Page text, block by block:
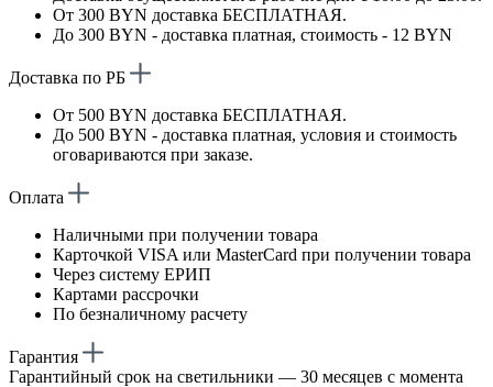
От 300 BYN доставка БЕСПЛАТНАЯ.
До 300 BYN - доставка платная, стоимость - 12 BYN
Доставка по РБ
От 500 BYN доставка БЕСПЛАТНАЯ.
До 500 BYN - доставка платная, условия и стоимость
оговариваются при заказе.
Оплата
Наличными при получении товара
Карточкой VISA или MasterCard при получении товара
Через систему ЕРИП
Картами рассрочки
По безналичному расчету
Гарантия
Гарантийный срок на светильники — 30 месяцев с момента